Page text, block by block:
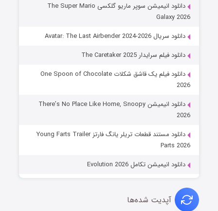
دانلود انیمیشن سوپر ماریو گلکسی The Super Mario
Galaxy 2026
دانلود سریال Avatar: The Last Airbender 2024-2026
دانلود فیلم سرایدار The Caretaker 2025
دانلود فیلم یک قاشق شکلات One Spoon of Chocolate
2026
دانلود انیمیشن There’s No Place Like Home, Snoopy
2026
دانلود مستند قطعات تریلر یانگ فارتز Young Farts Trailer
Parts 2026
دانلود انیمیشن تکامل Evolution 2026
آپدیت شده‌ها